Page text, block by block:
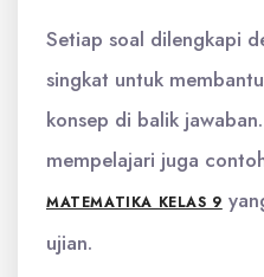
Setiap soal dilengkapi
singkat untuk
konsep di balik
mempelajari juga
MATEMATIKA KELAS 9
ujian.